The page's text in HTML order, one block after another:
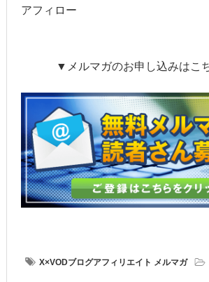
アフィロー
▼メルマガのお申し込みはこ
X×VODブログアフィリエイト メルマガ